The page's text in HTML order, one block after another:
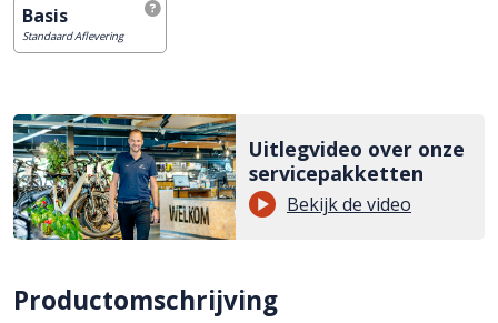
Basis
Standaard Aflevering
Uitlegvideo over onze
servicepakketten
Bekijk de video
Productomschrijving